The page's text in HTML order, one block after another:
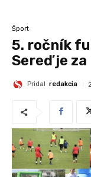
Šport
5. ročník
Sereď je za
Pridal redakcia